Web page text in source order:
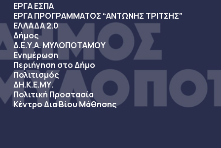
ΕΡΓΑ ΕΣΠΑ
ΕΡΓΑ ΠΡΟΓΡΑΜΜΑΤΟΣ “ΑΝΤΩΝΗΣ ΤΡΙΤΣΗΣ”
ΕΛΛΑΔΑ 2.0
Δήμος
Δ.Ε.Υ.Α. ΜΥΛΟΠΟΤΑΜΟΥ
Ενημέρωση
Περιήγηση στο Δήμο
Πολιτισμός
ΔΗ.Κ.Ε.ΜΥ.
Πολιτική Προστασία
Κέντρο Δια Βίου Μάθησης